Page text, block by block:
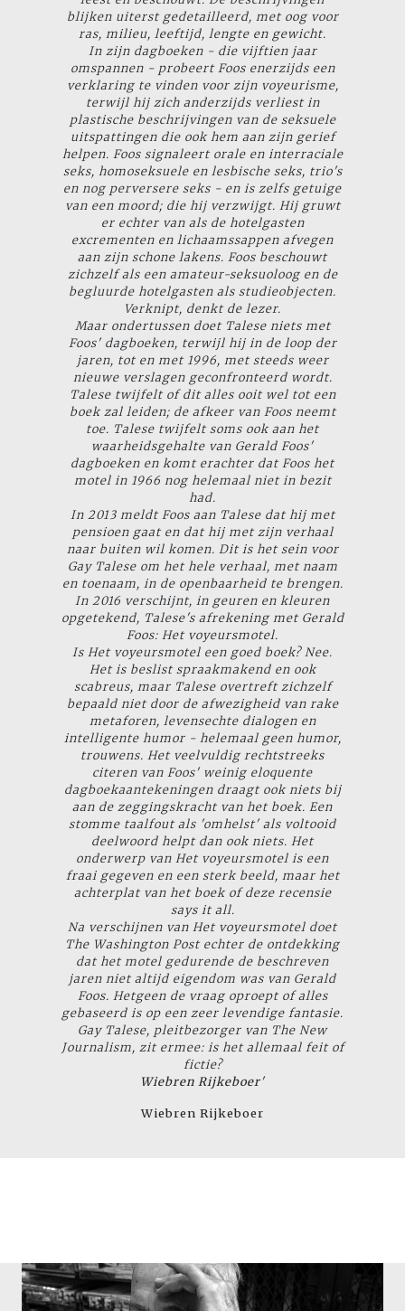
blijken uiterst gedetailleerd, met oog voor
ras, milieu, leeftijd, lengte en gewicht.
In zijn dagboeken - die vijftien jaar
omspannen - probeert Foos enerzijds een
verklaring te vinden voor zijn voyeurisme,
terwijl hij zich anderzijds verliest in
plastische beschrijvingen van de seksuele
uitspattingen die ook hem aan zijn gerief
helpen. Foos signaleert orale en interraciale
seks, homoseksuele en lesbische seks, trio's
en nog perversere seks - en is zelfs getuige
van een moord; die hij verzwijgt. Hij gruwt
er echter van als de hotelgasten
excrementen en lichaamssappen afvegen
aan zijn schone lakens. Foos beschouwt
zichzelf als een amateur-seksuoloog en de
begluurde hotelgasten als studieobjecten.
Verknipt, denkt de lezer.
Maar ondertussen doet Talese niets met
Foos' dagboeken, terwijl hij in de loop der
jaren, tot en met 1996, met steeds weer
nieuwe verslagen geconfronteerd wordt.
Talese twijfelt of dit alles ooit wel tot een
boek zal leiden; de afkeer van Foos neemt
toe. Talese twijfelt soms ook aan het
waarheidsgehalte van Gerald Foos'
dagboeken en komt erachter dat Foos het
motel in 1966 nog helemaal niet in bezit
had.
In 2013 meldt Foos aan Talese dat hij met
pensioen gaat en dat hij met zijn verhaal
naar buiten wil komen. Dit is het sein voor
Gay Talese om het hele verhaal, met naam
en toenaam, in de openbaarheid te brengen.
In 2016 verschijnt, in geuren en kleuren
opgetekend, Talese's afrekening met Gerald
Foos: Het voyeursmotel.
Is Het voyeursmotel een goed boek? Nee.
Het is beslist spraakmakend en ook
scabreus, maar Talese overtreft zichzelf
bepaald niet door de afwezigheid van rake
metaforen, levensechte dialogen en
intelligente humor - helemaal geen humor,
trouwens. Het veelvuldig rechtstreeks
citeren van Foos' weinig eloquente
dagboekaantekeningen draagt ook niets bij
aan de zeggingskracht van het boek. Een
stomme taalfout als 'omhelst' als voltooid
deelwoord helpt dan ook niets. Het
onderwerp van Het voyeursmotel is een
fraai gegeven en een sterk beeld, maar het
achterplat van het boek of deze recensie
says it all.
Na verschijnen van Het voyeursmotel doet
The Washington Postechter de ontdekking
dat het motel gedurende de beschreven
jaren niet altijd eigendom was van Gerald
Foos. Hetgeen de vraag oproept of alles
gebaseerd is op een zeer levendige fantasie.
Gay Talese, pleitbezorger van The New
Journalism, zit ermee: is het allemaal feit of
fictie?
Wiebren Rijkeboer'
Wiebren Rijkeboer